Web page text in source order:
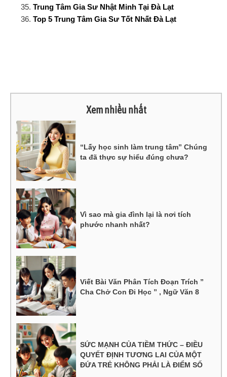
Trung Tâm Gia Sư Nhật Minh Tại Đà Lạt
Top 5 Trung Tâm Gia Sư Tốt Nhất Đà Lạt
Xem nhiều nhất
“Lấy học sinh làm trung tâm” Chúng
ta đã thực sự hiểu đúng chưa?
Vì sao mà gia đình lại là nơi tích
phước nhanh nhất?
Viết Bài Văn Phân Tích Đoạn Trích ”
Cha Chở Con Đi Học ” , Ngữ Văn 8
SỨC MẠNH CỦA TIỀM THỨC – ĐIỀU
QUYẾT ĐỊNH TƯƠNG LAI CỦA MỘT
ĐỨA TRẺ KHÔNG PHẢI LÀ ĐIỂM SỐ